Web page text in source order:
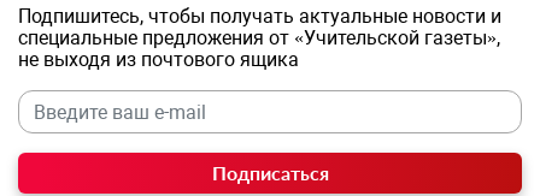
Подпишитесь, чтобы получать актуальные новости и
специальные предложения от «Учительской газеты»,
не выходя из почтового ящика
Подписаться